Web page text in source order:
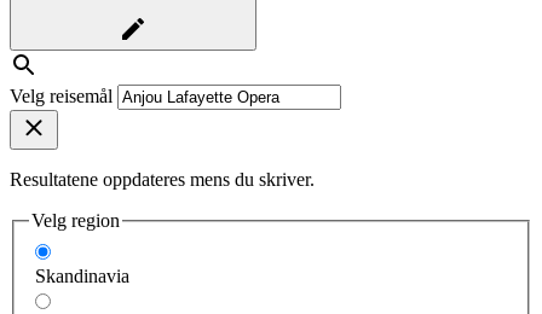
Velg reisemål
Resultatene oppdateres mens du skriver.
Velg region
Skandinavia